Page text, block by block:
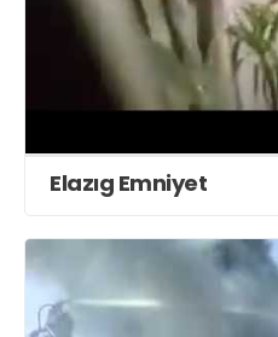
Elazıg Emniyet